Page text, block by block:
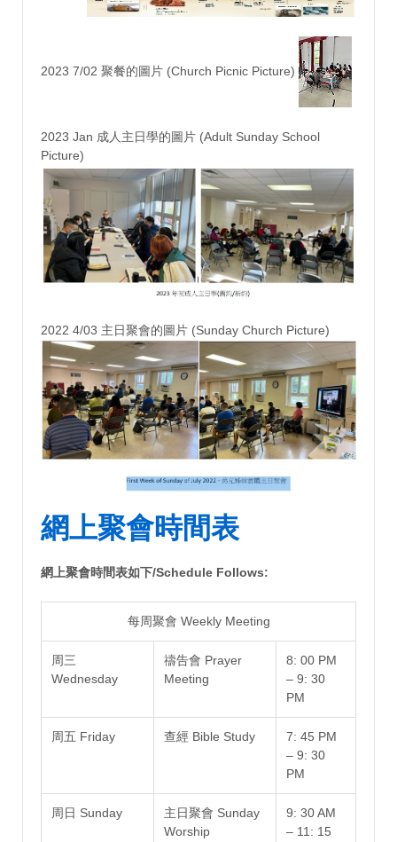
2023 7/02 聚餐的圖片 (Church Picnic Picture)
2023 Jan 成人主日學的圖片 (Adult Sunday School
Picture)
2022 4/03 主日聚會的圖片 (Sunday Church Picture)
網上聚會時間表
網上聚會時間表如下/Schedule Follows:
每周聚會 Weekly Meeting
周三
Wednesday
禱告會 Prayer
Meeting
8: 00 PM
– 9: 30
PM
周五 Friday 查經 Bible Study
7: 45 PM
– 9: 30
PM
周日 Sunday
主日聚會 Sunday
Worship
9: 30 AM
– 11: 15